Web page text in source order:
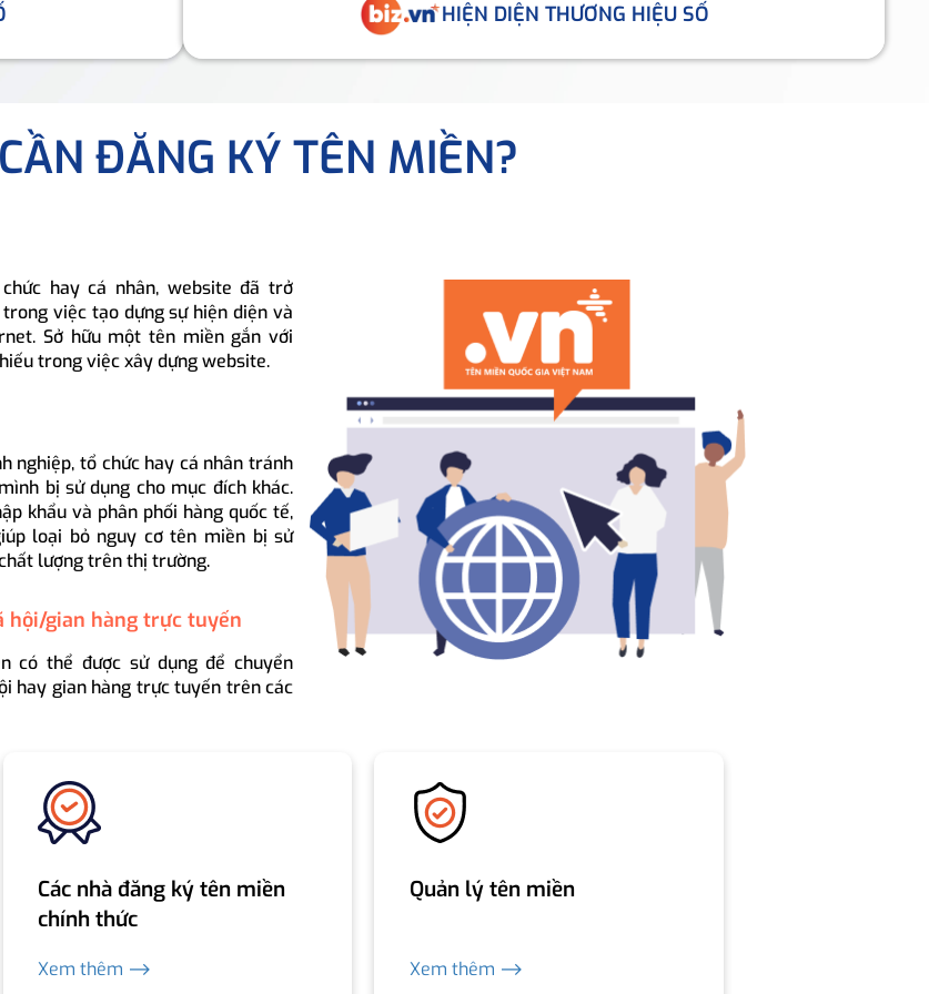
HIỆN DIỆN THƯƠNG HIỆU SỐ
ĐĂNG KÝ TÊN MIỀN?
hay cá nhân, website đã trở
việc tạo dựng sự hiện diện và
Sở hữu một tên miền gắn với
trong việc xây dựng website.
nghiệp, tổ chức hay cá nhân tránh
bị sử dụng cho mục đích khác.
khẩu và phân phối hàng quốc tế,
loại bỏ nguy cơ tên miền bị sử
lượng trên thị trường.
hội/gian hàng trực tuyến
có thể được sử dụng để chuyển
hay gian hàng trực tuyến trên các
Các nhà đăng ký tên miền
chính thức
Xem thêm ⟶
Quản lý tên miền
Xem thêm ⟶